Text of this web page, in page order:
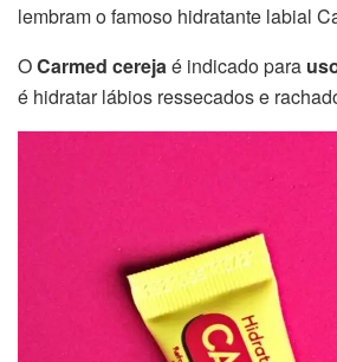
lembram o famoso hidratante labial
OCarmed cerejaé indicado para
é hidratar lábios ressecados e